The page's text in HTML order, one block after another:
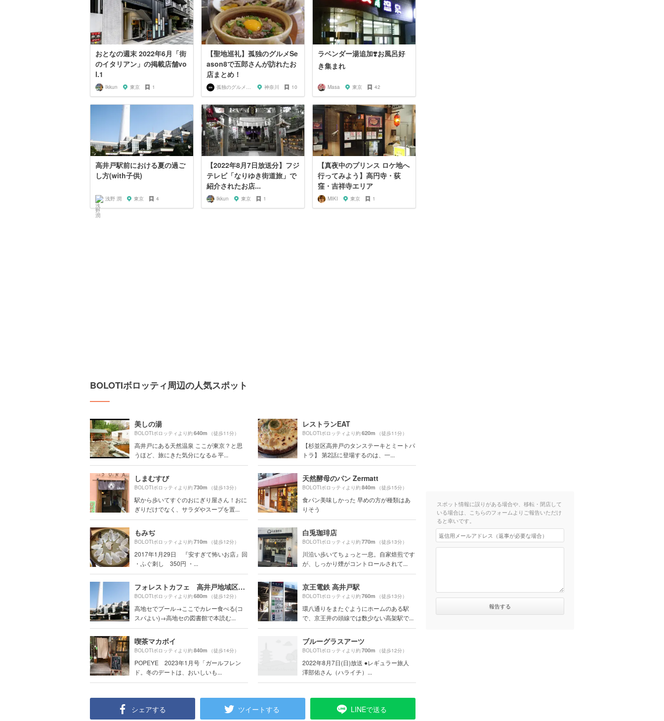
おとなの週末 2022年6月「街
のイタリアン」の掲載店舗vo
l.1
Ikkun 東京 1
【聖地巡礼】孤独のグルメSe
ason8で五郎さんが訪れたお
店まとめ！
孤独のグルメ大好き芸人 神奈川 10
ラベンダー湯追加❣️お風呂好
き集まれ
Masa 東京 42
高井戸駅前における夏の過ご
し方(with子供)
浅野 潤 東京 4
【2022年8月7日放送分】フジ
テレビ「なりゆき街道旅」で
紹介されたお店...
Ikkun 東京 1
【真夜中のプリンス ロケ地へ
行ってみよう】高円寺・荻
窪・吉祥寺エリア
MIKI 東京 1
BOLOTIボロッティ周辺の人気スポット
美しの湯
BOLOTIボロッティより約640m （徒歩11分）
高井戸にある天然温泉 ここが東京？と思
うほど、旅にきた気分になる♨️ 平...
レストランEAT
BOLOTIボロッティより約620m （徒歩11分）
【杉並区高井戸のタンステーキとミートパ
トラ】 第2話に登場するのは、一...
しまむすび
BOLOTIボロッティより約730m （徒歩13分）
駅から歩いてすぐのおにぎり屋さん！おに
ぎりだけでなく、サラダやスープを置...
天然酵母のパン Zermatt
BOLOTIボロッティより約840m （徒歩15分）
食パン美味しかった 早めの方が種類はあ
りそう
もみぢ
BOLOTIボロッティより約710m （徒歩12分）
2017年1月29日 『安すぎて怖いお店』回
・ふぐ刺し 350円 ・...
白兎珈琲店
BOLOTIボロッティより約770m （徒歩13分）
川沿い歩いてちょっと一息。自家焙煎です
が、しっかり煙がコントロールされて...
フォレストカフェ 高井戸地域区民センター
BOLOTIボロッティより約680m （徒歩12分）
高地セでプール→ここでカレー食べる(コ
スパよい)→高地セの図書館で本読む...
京王電鉄 高井戸駅
BOLOTIボロッティより約760m （徒歩13分）
環八通りをまたぐようにホームのある駅
で、京王井の頭線では数少ない高架駅で...
喫茶マカボイ
BOLOTIボロッティより約840m （徒歩14分）
POPEYE 2023年1月号「ガールフレン
ド。冬のデートは、おいしいも...
ブルーグラスアーツ
BOLOTIボロッティより約700m （徒歩12分）
2022年8月7日(日)放送 ●レギュラー旅人
澤部佑さん（ハライチ）...
シェアする ツイートする LINEで送る
スポット情報に誤りがある場合や、移転・閉店して
いる場合は、こちらのフォームよりご報告いただけ
ると幸いです。